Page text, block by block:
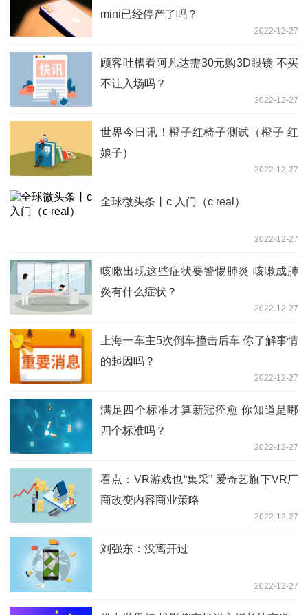
mini已经停产了吗？
2022-12-27
顾客吐槽看阿凡达需30元购3D眼镜 不买
不让入场吗？
2022-12-27
世界今日讯！橙子红椅子测试（橙子 红
娘子）
2022-12-27
全球微头条丨c 入门（c real）
2022-12-27
咳嗽出现这些症状要警惕肺炎 咳嗽成肺
炎有什么症状？
2022-12-27
上海一车主5次倒车撞击后车 你了解事情
的起因吗？
2022-12-27
满足四个标准才算新冠痊愈 你知道是哪
四个标准吗？
2022-12-27
看点：VR游戏也“集采” 爱奇艺旗下VR厂
商改变内容商业策略
2022-12-27
刘强东：没离开过
2022-12-27